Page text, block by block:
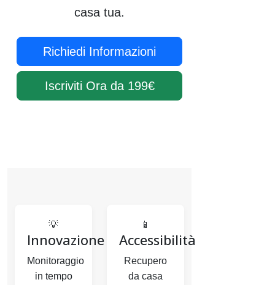
casa tua.
Richiedi Informazioni
Iscriviti Ora da 199€
💡
Innovazione
Monitoraggio
in tempo
📱
Accessibilità
Recupero
da casa